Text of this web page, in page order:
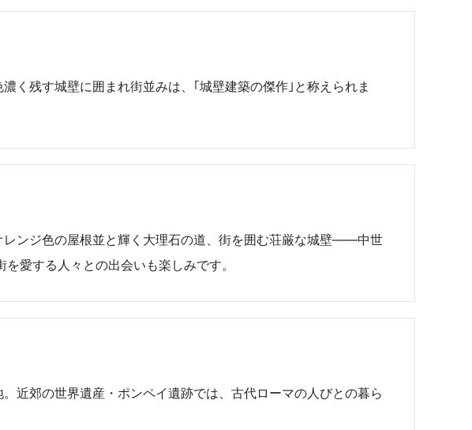
く残す城壁に囲まれ街並みは、｢城壁建築の傑作｣と称えられま
ンジ色の屋根並と輝く大理石の道、街を囲む荘厳な城壁――中世
愛する人々との出会いも楽しみです。
近郊の世界遺産・ポンペイ遺跡では、古代ローマの人びとの暮ら